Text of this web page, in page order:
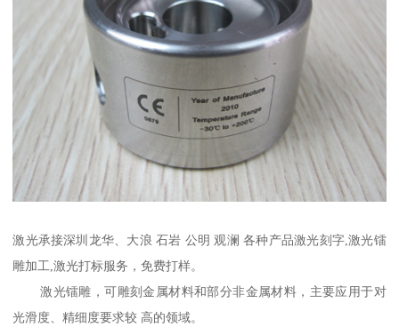
激光承接深圳龙华、大浪 石岩 公明 观澜 各种产品激光刻字,激光镭
雕加工,激光打标服务，免费打样。
激光镭雕，可雕刻金属材料和部分非金属材料，主要应用于对
光滑度、精细度要求较 高的领域。